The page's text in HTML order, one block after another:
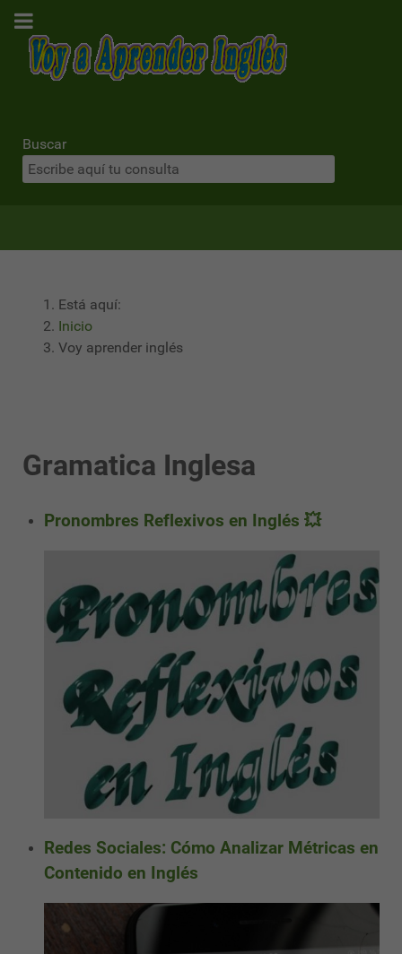
Buscar
Está aquí:
Inicio
Voy aprender inglés
Gramatica Inglesa
Pronombres Reflexivos en Inglés 💥
Redes Sociales: Cómo Analizar Métricas en
Contenido en Inglés